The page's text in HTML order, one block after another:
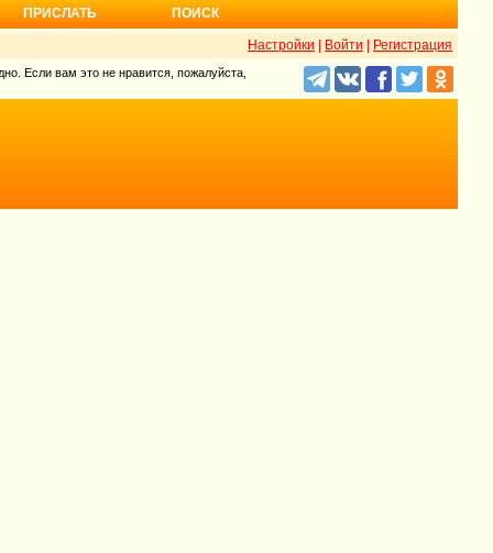
ПРИСЛАТЬ ПОИСК
Настройки Войти Регистрация
Если вам это не нравится, пожалуйста,